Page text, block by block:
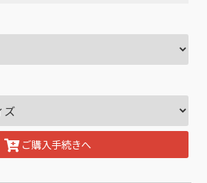
ご購入手続きへ